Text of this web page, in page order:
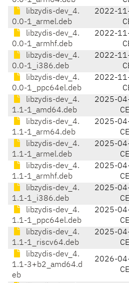
libzydis-dev_4.
0.0-1_armel.deb
2022-
libzydis-dev_4.
0.0-1_armhf.deb
2022-
libzydis-dev_4.
0.0-1_i386.deb
2022-
libzydis-dev_4.
0.0-1_ppc64el.deb
2022-
libzydis-dev_4.
1.1-1_amd64.deb
2025-
libzydis-dev_4.
1.1-1_arm64.deb
2025-
libzydis-dev_4.
1.1-1_armel.deb
2025-
libzydis-dev_4.
1.1-1_armhf.deb
2025-
libzydis-dev_4.
1.1-1_i386.deb
2025-
libzydis-dev_4.
1.1-1_ppc64el.deb
2025-
libzydis-dev_4.
1.1-1_riscv64.deb
2025-
libzydis-dev_4.
1.1-3+b2_amd64.d
eb
2026-